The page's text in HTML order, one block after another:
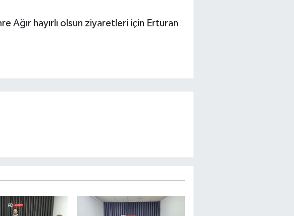
Ağır hayırlı olsun ziyaretleri için Erturan